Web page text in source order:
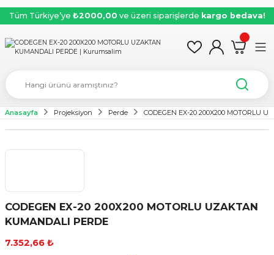
Tüm Türkiye’ye ₺2000,00 ve üzeri siparişlerde kargo bedava!
Anasayfa Projeksiyon Perde CODEGEN EX-20 200X200 MOTORLU
CODEGEN EX-20 200X200 MOTORLU UZAKTAN
KUMANDALI PERDE
7.352,66 ₺